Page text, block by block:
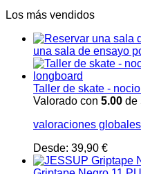
Los más vendidos
una sala de ensayo
Taller de skate -
Valorado con 5.00 de
valoraciones
Desde: 39,90 €